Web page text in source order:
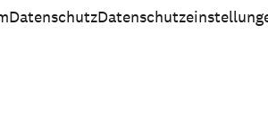
Datenschutz